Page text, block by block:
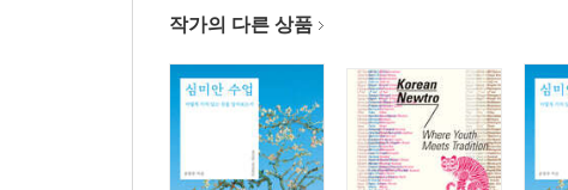
스코틀랜드인의 반듯함과 린
아날로그의 화신, 윌슨 베네시
이탈리아의 패션 앰프, 패토스
작가의 다른 상품